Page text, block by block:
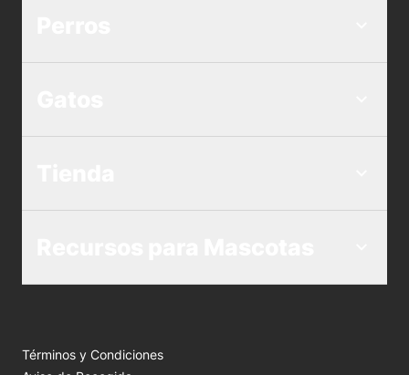
Términos y Condiciones